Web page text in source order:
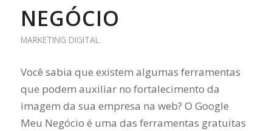
NEGÓCIO
MARKETING DIGITAL
Você sabia que existem algumas ferramentas
que podem auxiliar no fortalecimento da
imagem da sua empresa na web? O Google
Meu Negócio é uma das ferramentas gratuitas